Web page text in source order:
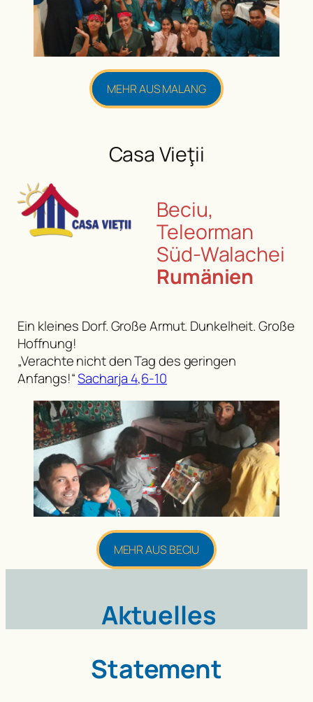
MEHR AUS MALANG
Casa Vieţii
Beciu,
Teleorman
Süd-Walachei
Rumänien
Ein kleines Dorf. Große Armut. Dunkelheit. Große
Hoffnung!
„Verachte nicht den Tag des geringen
Anfangs!“Sacharja 4,6-10
MEHR AUS BECIU
Aktuelles
Statement